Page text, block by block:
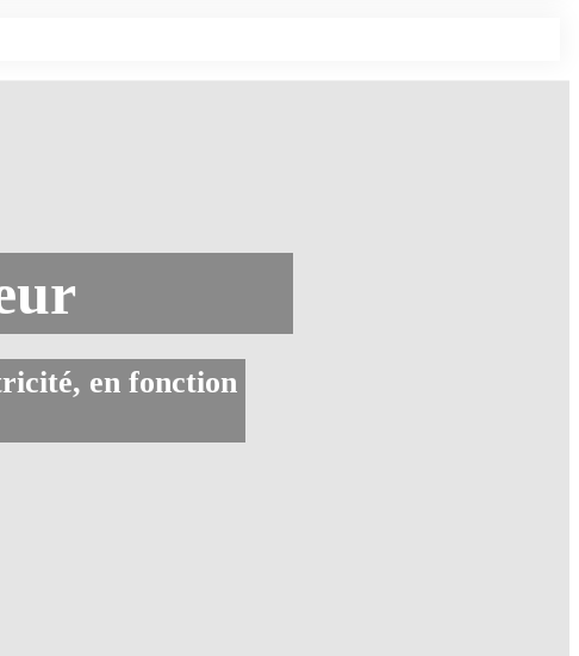
en fonction